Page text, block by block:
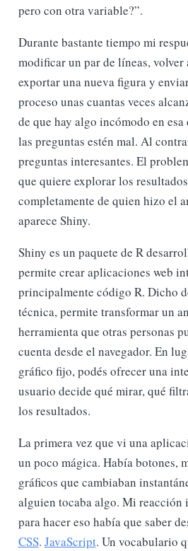
pero con otra variable?”.
Durante bastante tiempo mi
modificar un par de líneas,
exportar una nueva figura y
proceso unas cuantas veces
de que hay algo incómodo en
las preguntas estén mal. Al
preguntas interesantes. El
que quiere explorar los
completamente de quien hizo el
aparece Shiny.
Shiny es un paquete de R
permite crear aplicaciones web
principalmente código R. Dicho
técnica, permite transformar un
herramienta que otras personas
cuenta desde el navegador. En
gráfico fijo, podés ofrecer una
usuario decide qué mirar, qué
los resultados.
La primera vez que vi una
un poco mágica. Había botones,
gráficos que cambiaban
alguien tocaba algo. Mi reacción
para hacer eso había que saber
CSS. JavaScript. Un vocabulario